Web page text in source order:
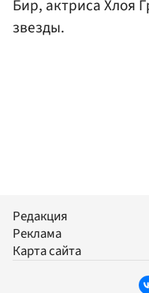
Бир, актриса Хлоя
звезды.
Редакция
Реклама
Карта сайта